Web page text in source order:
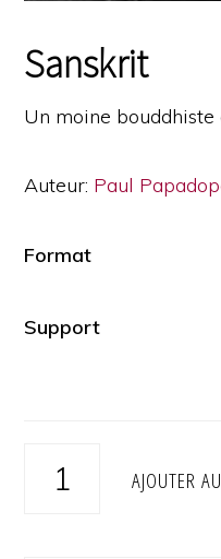
Sanskrit
Un moine bouddhiste
Auteur: Paul
Format
Support
AJOUTER